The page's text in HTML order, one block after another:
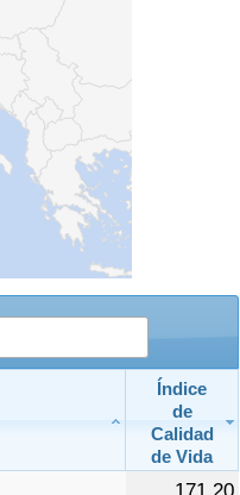
Índice
de
Calidad
de Vida
171,20